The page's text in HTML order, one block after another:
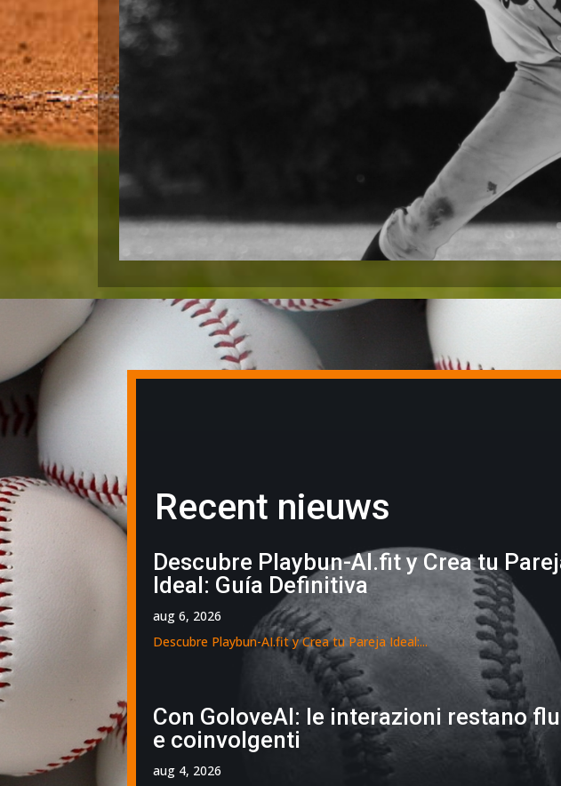
Recent nieuws
Descubre Playbun-AI.fit y Crea tu
Ideal: Guía Definitiva
aug 6, 2026
Descubre Playbun-AI.fit y Crea tu Pareja Ideal:...
Con GoloveAI: le interazioni restano
e coinvolgenti
aug 4, 2026